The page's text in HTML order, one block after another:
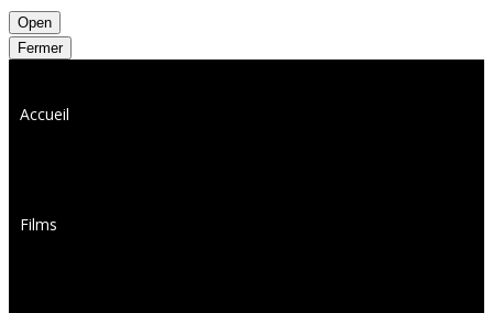
Open
Fermer
Accueil
Films